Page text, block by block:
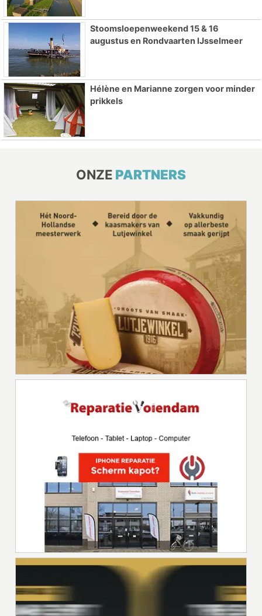
Stoomsloepenweekend 15 & 16
augustus en Rondvaarten IJsselmeer
Hélène en Marianne zorgen voor minder
prikkels
ONZE PARTNERS